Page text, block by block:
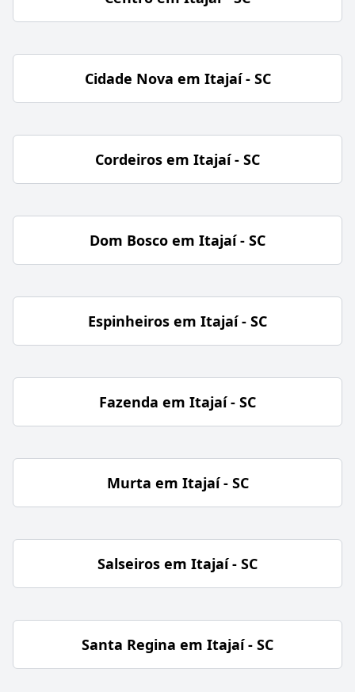
Cidade Nova em Itajaí - SC
Cordeiros em Itajaí - SC
Dom Bosco em Itajaí - SC
Espinheiros em Itajaí - SC
Fazenda em Itajaí - SC
Murta em Itajaí - SC
Salseiros em Itajaí - SC
Santa Regina em Itajaí - SC